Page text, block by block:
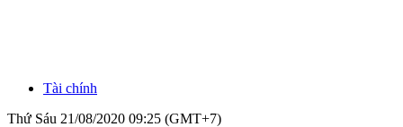
Tài chính
Thứ Sáu 21/08/2020 09:25 (GMT+7)